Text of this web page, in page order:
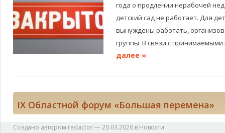
года о продлении нерабочей
детский сад не работает. Для
вынуждены работать,
группы В связи с
далее »
IX Областной форум «Большая перемена»
Создано автором redactor—20.03.2020 в Новости